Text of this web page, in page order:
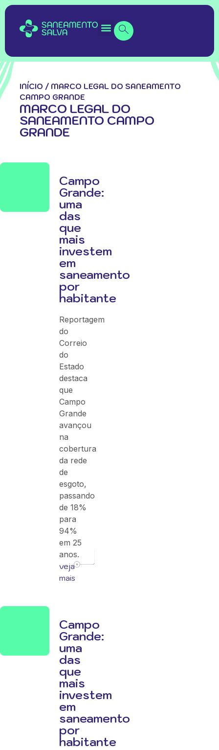
INÍCIO / MARCO LEGAL DO SANEAMENTO
CAMPO GRANDE
MARCO LEGAL DO
SANEAMENTO CAMPO
GRANDE
Campo
Grande:
uma
das
que
mais
investem
em
saneamento
por
habitante
Reportagem
do
Correio
do
Estado
destaca
que
Campo
Grande
avançou
na
cobertura
da rede
de
esgoto,
passando
de 18%
para
94%
em 25
anos.
veja
mais
Campo
Grande:
uma
das
que
mais
investem
em
saneamento
por
habitante